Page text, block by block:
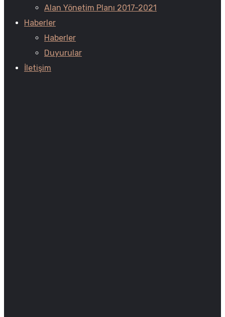
Alan Yönetim Planı 2017-2021
Haberler
Haberler
Duyurular
İletişim